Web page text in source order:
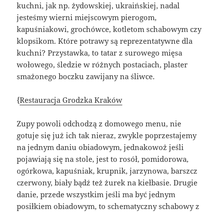
kuchni, jak np. żydowskiej, ukraińskiej, nadal
jesteśmy wierni miejscowym pierogom,
kapuśniakowi, grochówce, kotletom schabowym czy
klopsikom. Które potrawy są reprezentatywne dla
kuchni? Przystawka, to tatar z surowego mięsa
wołowego, śledzie w różnych postaciach, plaster
smażonego boczku zawijany na śliwce.
{Restauracja Grodzka Kraków
Zupy powoli odchodzą z domowego menu, nie
gotuje się już ich tak nieraz, zwykle poprzestajemy
na jednym daniu obiadowym, jednakowoż jeśli
pojawiają się na stole, jest to rosół, pomidorowa,
ogórkowa, kapuśniak, krupnik, jarzynowa, barszcz
czerwony, biały bądź też żurek na kiełbasie. Drugie
danie, przede wszystkim jeśli ma być jednym
posiłkiem obiadowym, to schematyczny schabowy z